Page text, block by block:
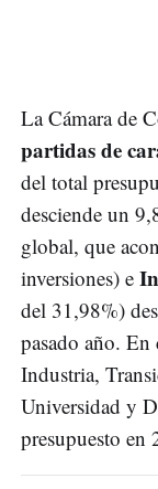
La Cámara de
partidas de
del total
desciende un
global, que
inversiones) e
del 31,98%)
pasado año. En
Industria,
Universidad y
presupuesto en